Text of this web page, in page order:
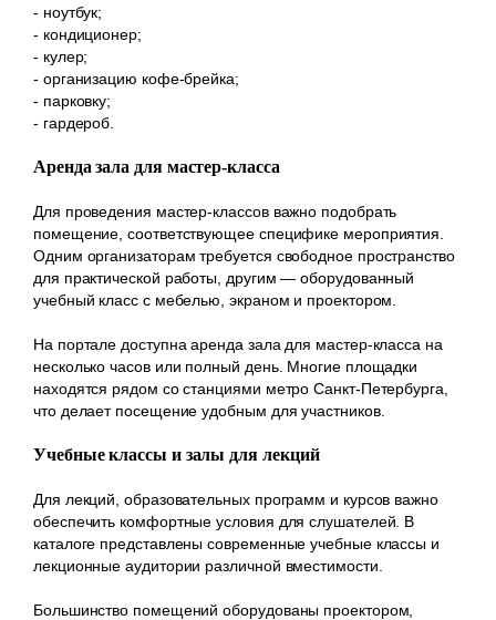
- ноутбук;
- кондиционер;
- кулер;
- организацию кофе-брейка;
- парковку;
- гардероб.
Аренда зала для мастер-класса
Для проведения мастер-классов важно подобрать
помещение, соответствующее специфике мероприятия.
Одним организаторам требуется свободное пространство
для практической работы, другим — оборудованный
учебный класс с мебелью, экраном и проектором.
На портале доступна аренда зала для мастер-класса на
несколько часов или полный день. Многие площадки
находятся рядом со станциями метро Санкт-Петербурга,
что делает посещение удобным для участников.
Учебные классы и залы для лекций
Для лекций, образовательных программ и курсов важно
обеспечить комфортные условия для слушателей. В
каталоге представлены современные учебные классы и
лекционные аудитории различной вместимости.
Большинство помещений оборудованы проектором,